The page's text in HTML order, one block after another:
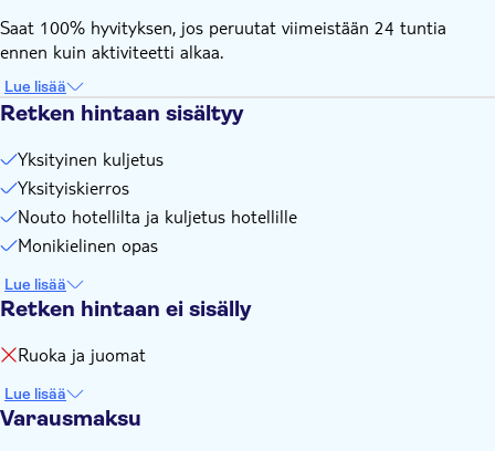
Saat 100% hyvityksen, jos peruutat viimeistään 24 tuntia
ennen kuin aktiviteetti alkaa.
Lue lisää
Retken hintaan sisältyy
Yksityinen kuljetus
Yksityiskierros
Nouto hotellilta ja kuljetus hotellille
Monikielinen opas
Lue lisää
Retken hintaan ei sisälly
Ruoka ja juomat
Lue lisää
Varausmaksu